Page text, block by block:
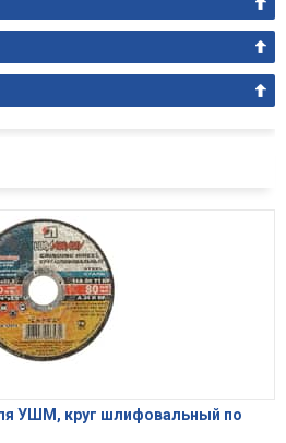
УШМ, круг шлифовальный по